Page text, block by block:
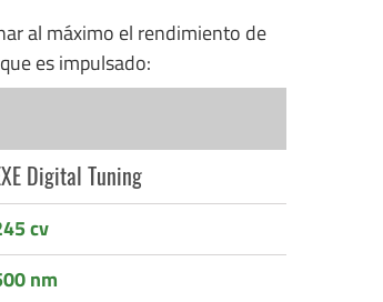
al máximo el rendimiento de
es impulsado:
Digital Tuning
cv
nm